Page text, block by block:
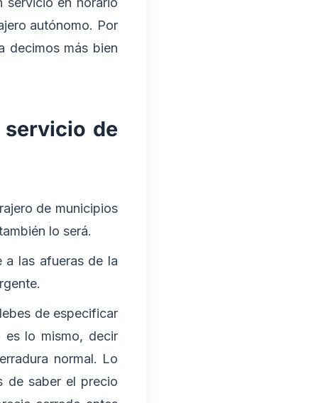
autónomo. Por
decimos más bien
de
de municipios
lo será.
a las afueras de la
de especificar
es lo mismo, decir
normal. Lo
de saber el precio